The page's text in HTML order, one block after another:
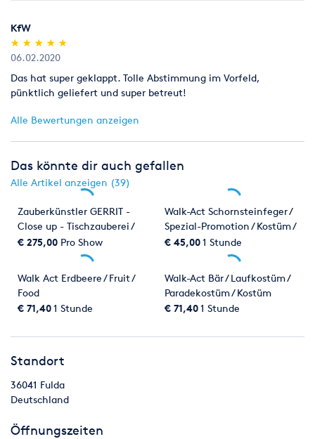
KfW
(*)
★
★
(*) ★
★
(*) ★
★
(*) ★
★
(*) ★
★
06.02.2020
Das hat super geklappt. Tolle Abstimmung im Vorfeld,
pünktlich geliefert und super betreut!
Alle Bewertungen anzeigen
Das könnte dir auch gefallen
Alle Artikel anzeigen (39)
Zauberkünstler GERRIT -
Close up - Tischzauberei /
Zaubershow / Zauberei /
€ 275,00 Pro Show
Walk-Act Schornsteinfeger /
Spezial-Promotion / Kostüm /
Promoter
€ 45,001 Stunde
Walk Act Erdbeere / Fruit /
Food
€ 71,401 Stunde
Walk-Act Bär / Laufkostüm /
Paradekostüm / Kostüm
€ 71,401 Stunde
Standort
36041 Fulda
Deutschland
Öffnungszeiten